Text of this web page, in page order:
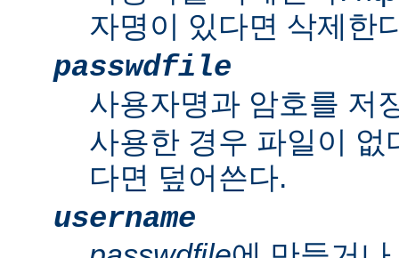
자명이 있다면 삭제한
passwdfile
사용자명과 암호를 저
사용한 경우 파일이 없
다면 덮어쓴다.
username